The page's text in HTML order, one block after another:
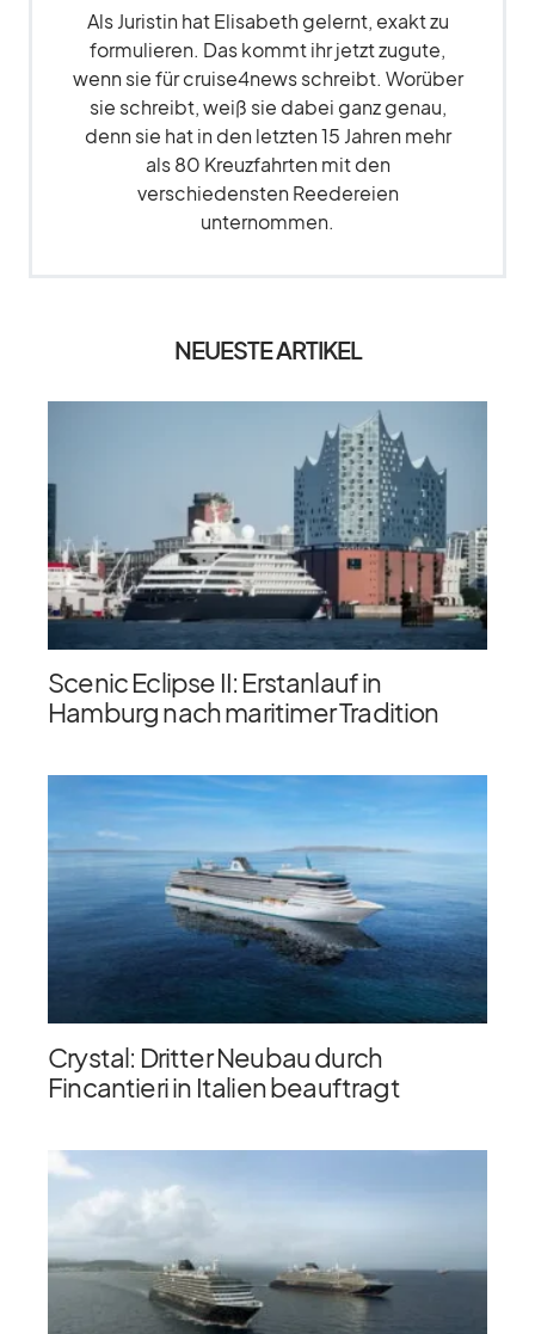
Als Juristin hat Elisabeth gelernt, exakt zu
formulieren. Das kommt ihr jetzt zugute,
wenn sie für cruise4news schreibt. Worüber
sie schreibt, weiß sie dabei ganz genau,
denn sie hat in den letzten 15 Jahren mehr
als 80 Kreuzfahrten mit den
verschiedensten Reedereien
unternommen.
NEUESTE ARTIKEL
Scenic Eclipse II: Erstanlauf in
Hamburg nach maritimer Tradition
Crystal: Dritter Neubau durch
Fincantieri in Italien beauftragt